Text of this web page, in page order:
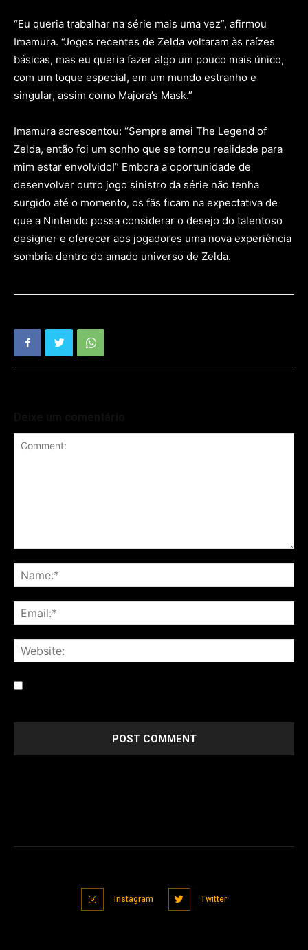
“Eu queria trabalhar na série mais uma vez”, afirmou
Imamura. “Jogos recentes de Zelda voltaram às raízes
básicas, mas eu queria fazer algo um pouco mais único,
com um toque especial, em um mundo estranho e
singular, assim como Majora’s Mask.”
Imamura acrescentou: “Sempre amei The Legend of
Zelda, então foi um sonho que se tornou realidade para
mim estar envolvido!” Embora a oportunidade de
desenvolver outro jogo sinistro da série não tenha
surgido até o momento, os fãs ficam na expectativa de
que a Nintendo possa considerar o desejo do talentoso
designer e oferecer aos jogadores uma nova experiência
sombria dentro do amado universo de Zelda.
Instagram Twitter